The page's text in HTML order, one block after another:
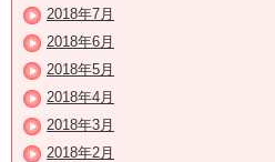
2018年7月
2018年6月
2018年5月
2018年4月
2018年3月
2018年2月